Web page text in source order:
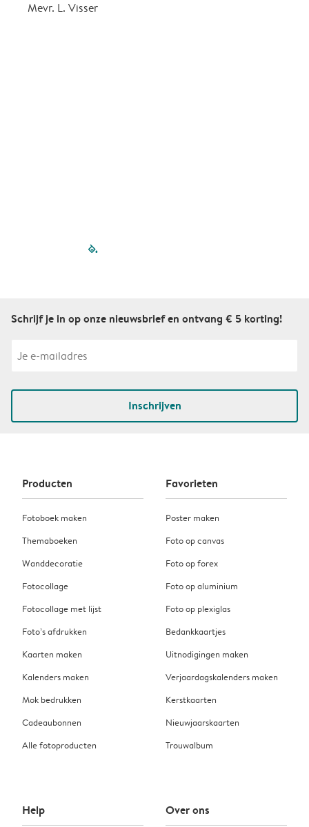
Mevr. L. Visser
filled-pagination
Schrijf je in op onze nieuwsbrief en ontvang € 5 korting!
Inschrijven
Producten
Fotoboek maken
Themaboeken
Wanddecoratie
Fotocollage
Fotocollage met lijst
Foto’s afdrukken
Kaarten maken
Kalenders maken
Mok bedrukken
Cadeaubonnen
Alle fotoproducten
Favorieten
Poster maken
Foto op canvas
Foto op forex
Foto op aluminium
Foto op plexiglas
Bedankkaartjes
Uitnodigingen maken
Verjaardagskalenders maken
Kerstkaarten
Nieuwjaarskaarten
Trouwalbum
Help Over ons